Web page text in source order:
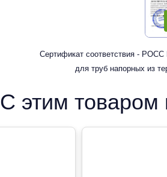
Сертификат соответствия -
для труб напорных из
С этим товаром